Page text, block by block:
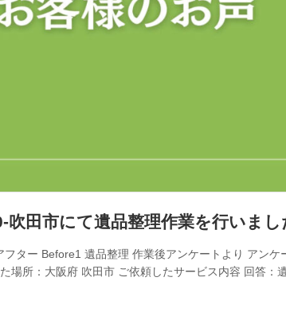
吹田市にて遺品整理作業を行いまし
ター Before1 遺品整理 作業後アンケートより アンケ
場所：大阪府 吹田市 ご依頼したサービス内容 回答